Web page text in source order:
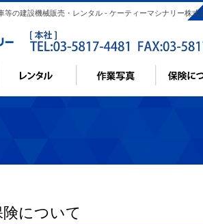
の建設機械販売・レンタル - ケーティーマシナリー株式
険について